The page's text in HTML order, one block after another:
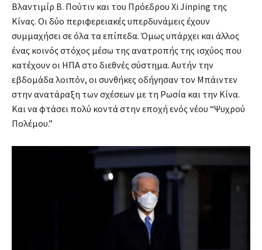
Βλαντιμίρ Β. Πούτιν και του Πρόεδρου Xi Jinping της
Κίνας. Οι δύο περιφερειακές υπερδυνάμεις έχουν
συμμαχήσει σε όλα τα επίπεδα. Όμως υπάρχει και άλλος
ένας κοινός στόχος μέσω της ανατροπής της ισχύος που
κατέχουν οι ΗΠΑ στο διεθνές σύστημα. Αυτήν την
εβδομάδα λοιπόν, οι συνθήκες οδήγησαν τον Μπάιντεν
στην ανατάραξη των σχέσεων με τη Ρωσία και την Κίνα.
Και να φτάσει πολύ κοντά στην εποχή ενός νέου “Ψυχρού
Πολέμου.”